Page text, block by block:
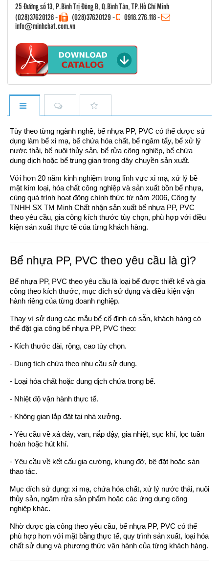
25 Đường số 13, P.Bình Trị Đông B, Q.Bình Tân, TP.Hồ Chí Minh
(028)37620128- (028)37620129 - 0918.276.118-
info@minhchat.com.vn
Tùy theo từng ngành nghề, bể nhựa PP, PVC có thể được sử
dụng làm bể xi mạ, bể chứa hóa chất, bể ngâm tẩy, bể xử lý
nước thải, bể nuôi thủy sản, bể rửa công nghiệp, bể chứa
dung dịch hoặc bể trung gian trong dây chuyền sản xuất.
Với hơn 20 năm kinh nghiệm trong lĩnh vực xi mạ, xử lý bề
mặt kim loại, hóa chất công nghiệp và sản xuất bồn bể nhựa,
cùng quá trình hoạt động chính thức từ năm 2006, Công ty
TNHH SX TM Minh Chất nhận sản xuất bể nhựa PP, PVC
theo yêu cầu, gia công kích thước tùy chọn, phù hợp với điều
kiện sản xuất thực tế của từng khách hàng.
Bể nhựa PP, PVC theo yêu cầu là gì?
Bể nhựa PP, PVC theo yêu cầu là loại bể được thiết kế và gia
công theo kích thước, mục đích sử dụng và điều kiện vận
hành riêng của từng doanh nghiệp.
Thay vì sử dụng các mẫu bể cố định có sẵn, khách hàng có
thể đặt gia công bể nhựa PP, PVC theo:
- Kích thước dài, rộng, cao tùy chọn.
- Dung tích chứa theo nhu cầu sử dụng.
- Loại hóa chất hoặc dung dịch chứa trong bể.
- Nhiệt độ vận hành thực tế.
- Không gian lắp đặt tại nhà xưởng.
- Yêu cầu về xả đáy, van, nắp đậy, gia nhiệt, sục khí, lọc tuần
hoàn hoặc hút khí.
- Yêu cầu về kết cấu gia cường, khung đỡ, bệ đặt hoặc sàn
thao tác.
Mục đích sử dụng: xi mạ, chứa hóa chất, xử lý nước thải, nuôi
thủy sản, ngâm rửa sản phẩm hoặc các ứng dụng công
nghiệp khác.
Nhờ được gia công theo yêu cầu, bể nhựa PP, PVC có thể
phù hợp hơn với mặt bằng thực tế, quy trình sản xuất, loại hóa
chất sử dụng và phương thức vận hành của từng khách hàng.